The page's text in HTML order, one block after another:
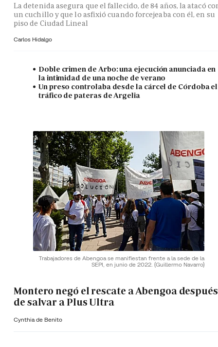
La detenida asegura que el fallecido, de 84 años, la atacó
un cuchillo y que lo asfixió cuando forcejeaba con él, en su
piso de Ciudad Lineal
Carlos Hidalgo
Doble crimen de Arbo: una ejecución anunciada en
la intimidad de una noche de verano
Un preso controlaba desde la cárcel de Córdoba el
tráfico de pateras de Argelia
Trabajadores de Abengoa se manifiestan frente a la sede de la
SEPI, en junio de 2022. (Guillermo Navarro)
Montero negó el rescate a Abengoa después
de salvar a Plus Ultra
Cynthia de Benito